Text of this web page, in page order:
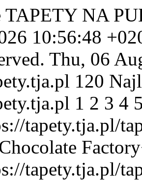
TAPETY NA
10:56:48
Thu, 06
120
1 2 3 4
tapety.tja.pl/
tapety.tja.pl/